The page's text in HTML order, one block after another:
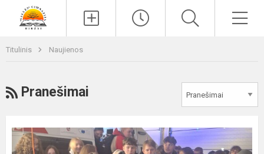
Titulinis Naujienos
RSS
Pranešimai
Profesinio
veiklinimo